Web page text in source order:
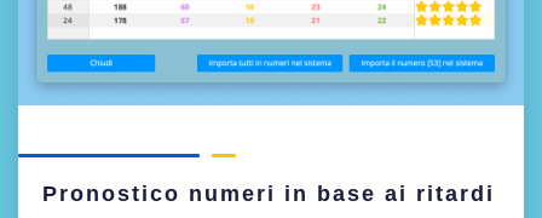
Pronostico numeri in base ai ritardi